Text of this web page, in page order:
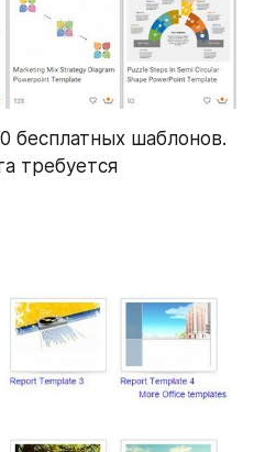
бесплатных шаблонов.
требуется